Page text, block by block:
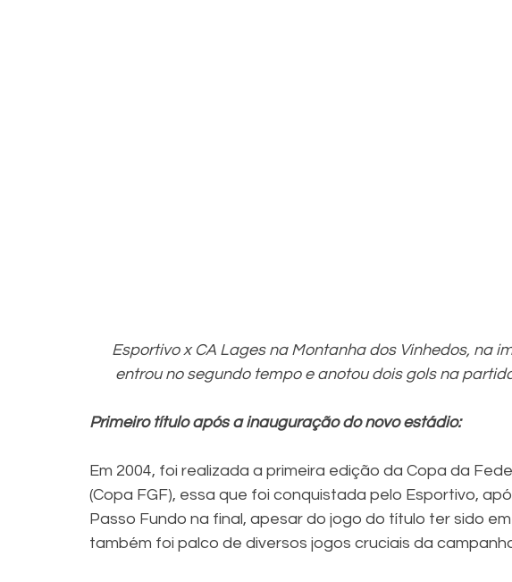
Esportivo x CA Lages na Montanha dos Vinhedos, na
entrou no segundo tempo e anotou dois gols na
Primeiro título após a inauguração do novo estádio:
Em 2004, foi realizada a primeira edição da Copa da
(Copa FGF), essa que foi conquistada pelo Esportivo,
Passo Fundo na final, apesar do jogo do título ter sido
também foi palco de diversos jogos cruciais da